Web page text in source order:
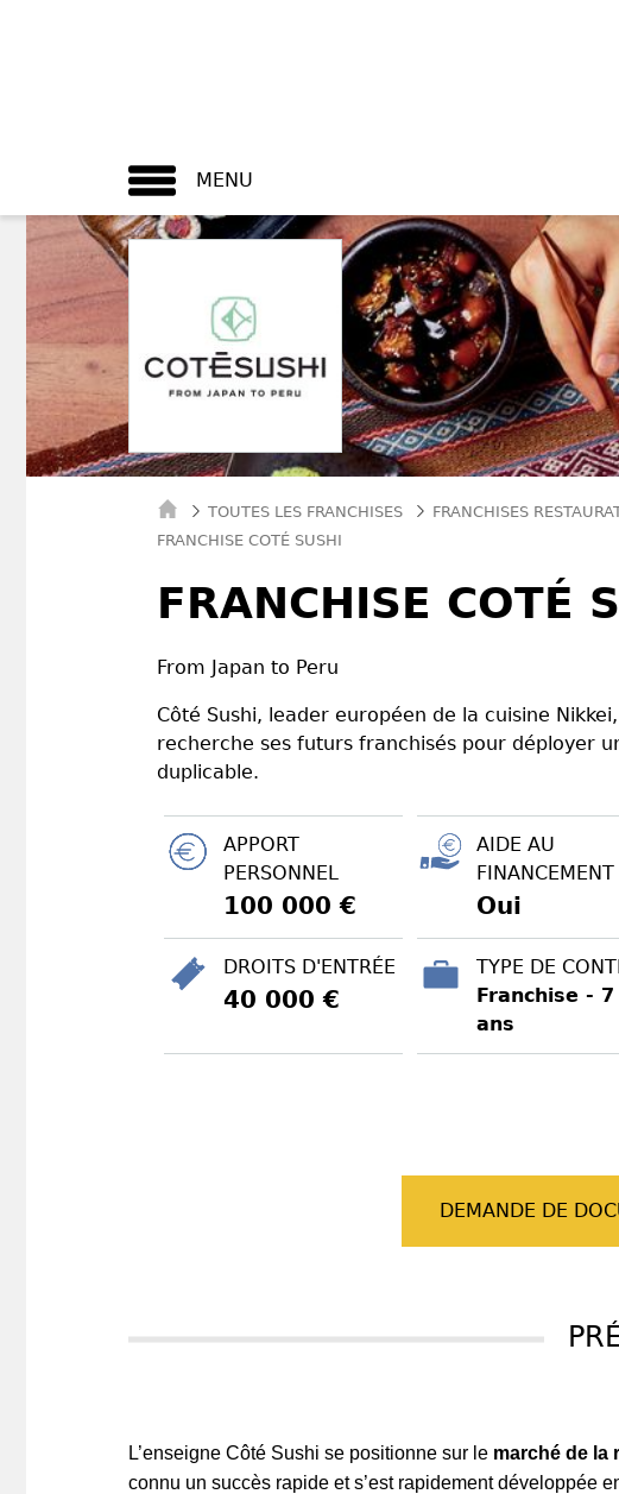
MENU
TOUTES LES FRANCHISES FRANCHISES
FRANCHISE COTÉ SUSHI
FRANCHISE COTÉ
From Japan to Peru
Côté Sushi, leader européen de la cuisine
recherche ses futurs franchisés pour déployer
duplicable.
APPORT
PERSONNEL
100 000 €
AIDE AU
FINANCEMENT
Oui
DROITS D'ENTRÉE
40 000 €
TYPE DE
Franchise - 7
ans
DEMANDE DE
L’enseigne Côté Sushi se positionne sur le marché de la
connu un succès rapide et s’est rapidement développée